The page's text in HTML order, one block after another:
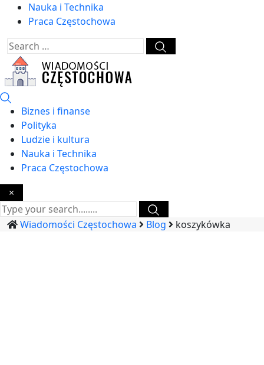
Nauka i Technika
Praca Częstochowa
Biznes i finanse
Polityka
Ludzie i kultura
Nauka i Technika
Praca Częstochowa
×
Wiadomości Częstochowa Blog koszykówka